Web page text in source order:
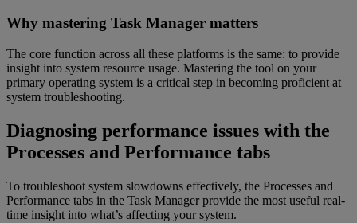
Why mastering Task Manager matters
The core function across all these platforms is the same: to provide
insight into system resource usage. Mastering the tool on your
primary operating system is a critical step in becoming proficient at
system troubleshooting.
Diagnosing performance issues with the
Processes and Performance tabs
To troubleshoot system slowdowns effectively, the Processes and
Performance tabs in the Task Manager provide the most useful real-
time insight into what’s affecting your system.